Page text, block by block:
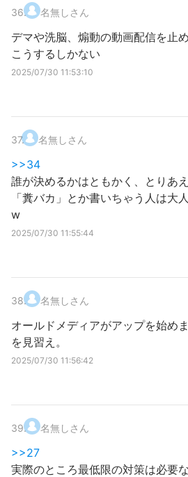
36. 名無しさん
デマや洗脳、煽動の動画配信を止
こうするしかない
2025/07/30 11:53:10
37. 名無しさん
>>34
誰が決めるかはともかく、とりあ
「糞バカ」とか書いちゃう人は大
w
2025/07/30 11:55:44
38. 名無しさん
オールドメディアがアップを始め
を見習え。
2025/07/30 11:56:42
39. 名無しさん
>>27
実際のところ最低限の対策は必要